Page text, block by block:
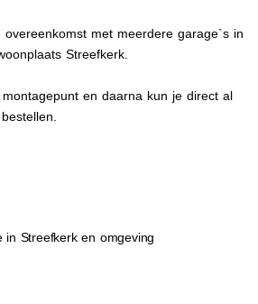
overeenkomst met meerdere garage`s in
Streefkerk.
en daarna kun je direct al
bestellen.
in Streefkerk en omgeving